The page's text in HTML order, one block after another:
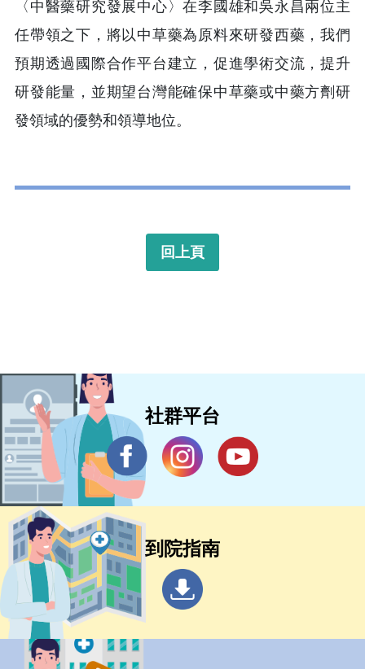
〈中醫藥研究發展中心〉在李國雄和吳永昌兩位主
任帶領之下，將以中草藥為原料來研發西藥，我們
預期透過國際合作平台建立，促進學術交流，提升
研發能量，並期望台灣能確保中草藥或中藥方劑研
發領域的優勢和領導地位。
回上頁
社群平台
到院指南